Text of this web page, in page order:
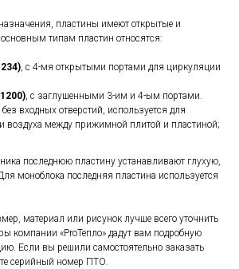
пластины имеют открытые и
типам пластин относятся:
, с 4-мя открытыми портами для циркуляции
, с заглушенными 3-им и 4-ым портами.
без входных отверстий, используется для
воздуха между прижимной плитой и пластиной;
последнюю пластину устанавливают глухую,
моноблока последняя пластина используется
материал или рисунок лучше всего уточнить
компании «ProТепло» дадут вам подробную
Если вы решили самостоятельно заказать
серийный номер ПТО.